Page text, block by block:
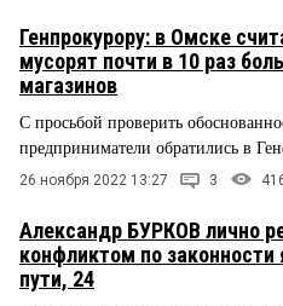
Генпрокурору: в Омске
мусорят почти в 10 раз
магазинов
С просьбой проверить
предприниматели обратились в
26 ноября 2022 13:27 3
Александр БУРКОВ лично
конфликтом по
пути, 24